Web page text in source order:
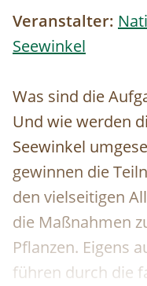
Veranstalter:
Seewinkel
Was sind die
Und wie werden
Seewinkel
gewinnen die
den vielseitigen
die Maßnahmen
Pflanzen. Eigens
führen durch die